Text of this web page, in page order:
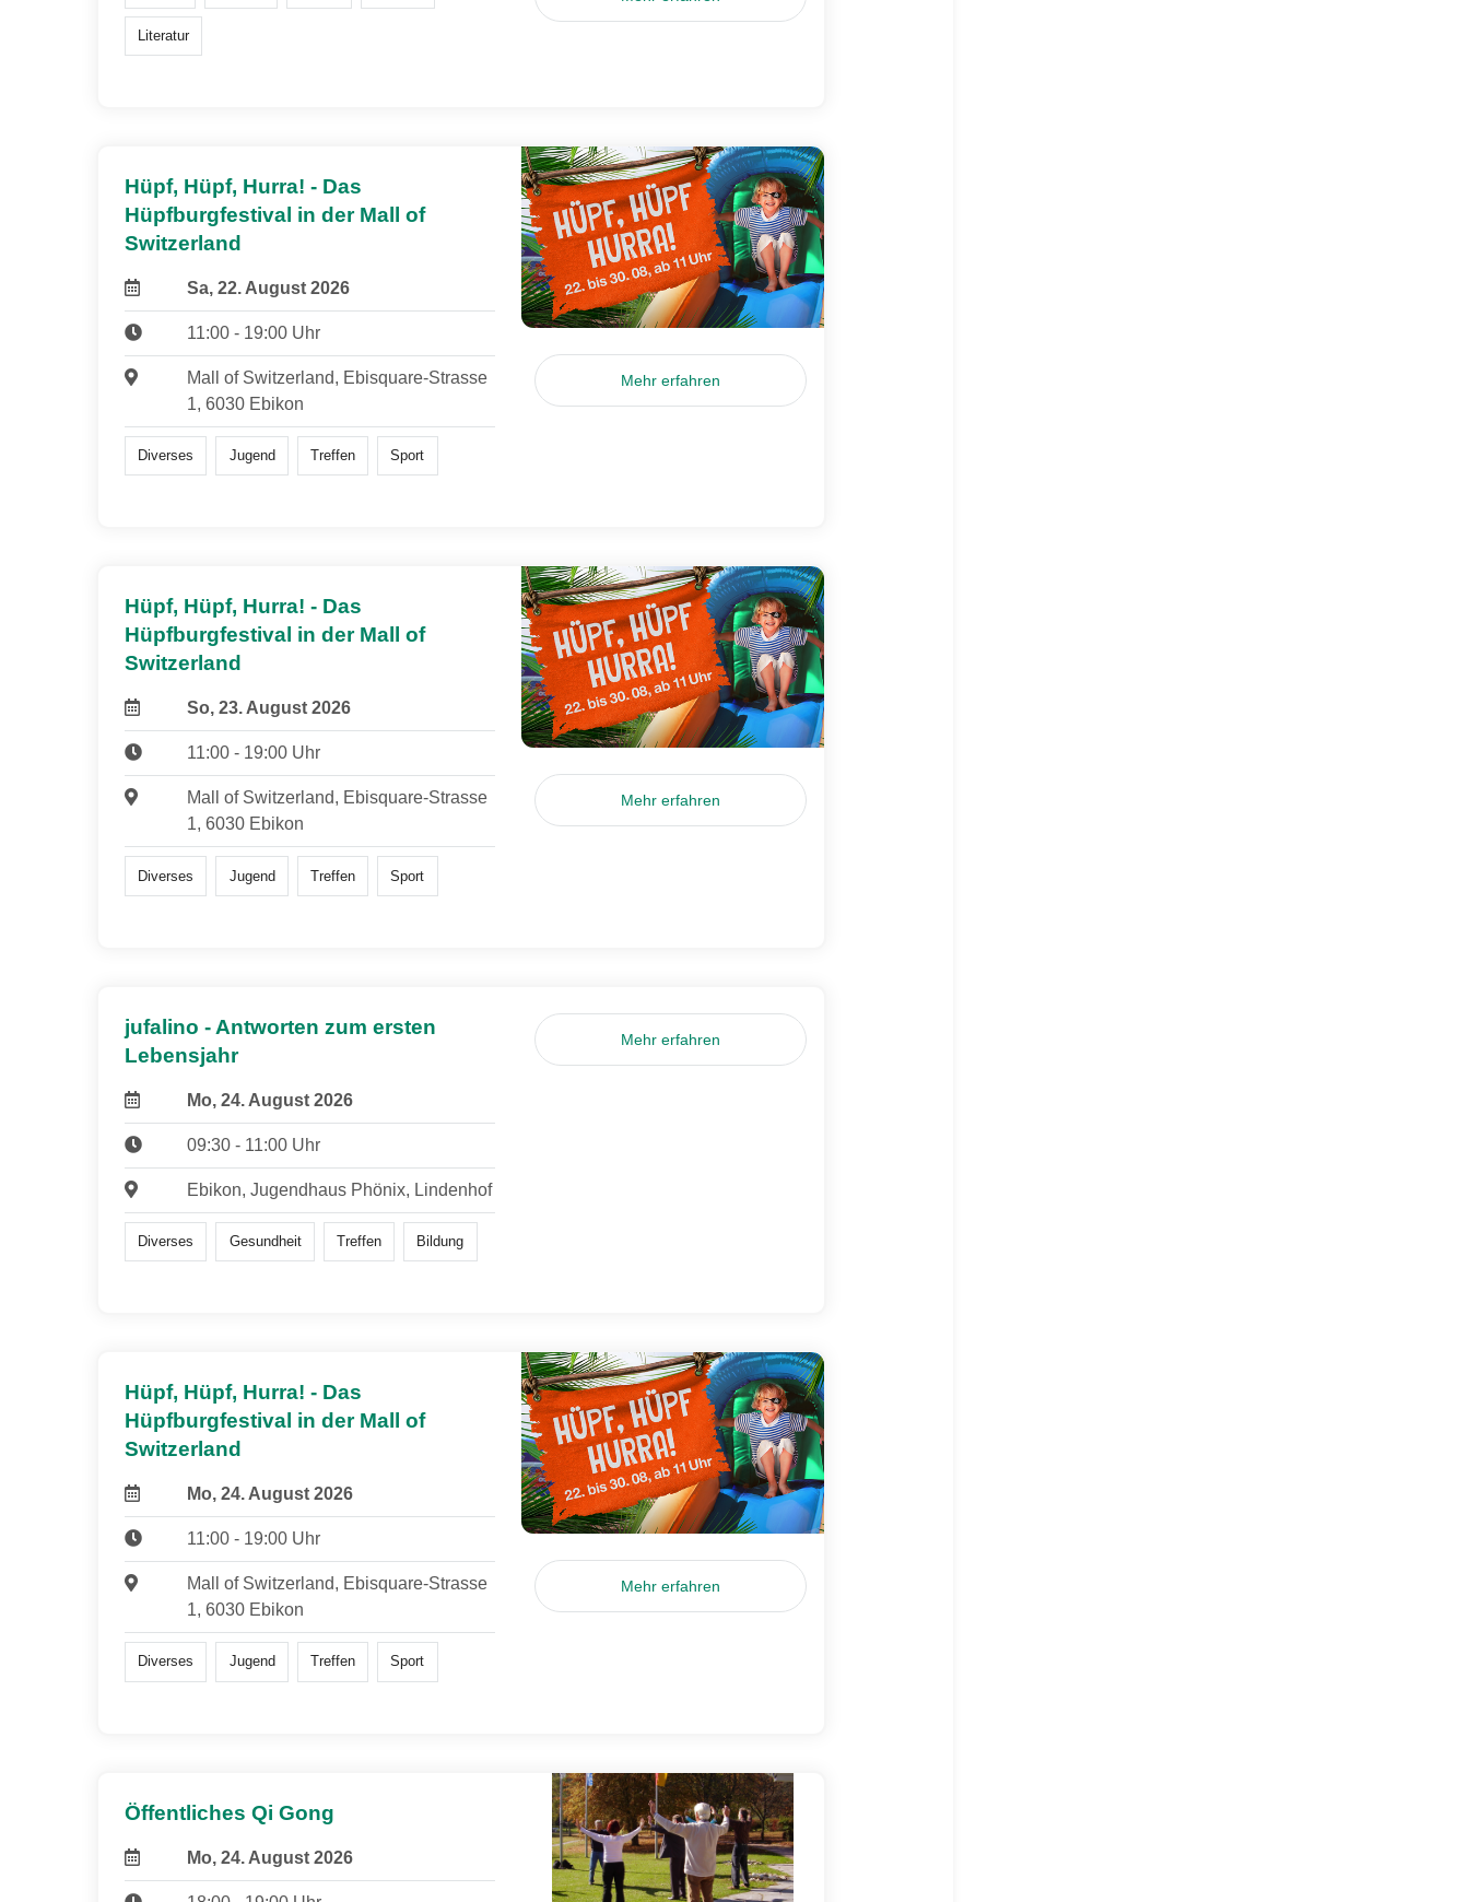
Literatur
Hüpf, Hüpf, Hurra! - Das
Hüpfburgfestival in der Mall of
Switzerland
Sa, 22. August 2026
11:00 - 19:00 Uhr
Mall of Switzerland, Ebisquare-Strasse
1, 6030 Ebikon
Diverses Jugend Treffen Sport
Mehr erfahren
Hüpf, Hüpf, Hurra! - Das
Hüpfburgfestival in der Mall of
Switzerland
So, 23. August 2026
11:00 - 19:00 Uhr
Mall of Switzerland, Ebisquare-Strasse
1, 6030 Ebikon
Diverses Jugend Treffen Sport
Mehr erfahren
jufalino - Antworten zum ersten
Lebensjahr
Mo, 24. August 2026
09:30 - 11:00 Uhr
Ebikon, Jugendhaus Phönix, Lindenhof
Diverses Gesundheit Treffen Bildung
Mehr erfahren
Hüpf, Hüpf, Hurra! - Das
Hüpfburgfestival in der Mall of
Switzerland
Mo, 24. August 2026
11:00 - 19:00 Uhr
Mall of Switzerland, Ebisquare-Strasse
1, 6030 Ebikon
Diverses Jugend Treffen Sport
Mehr erfahren
Öffentliches Qi Gong
Mo, 24. August 2026